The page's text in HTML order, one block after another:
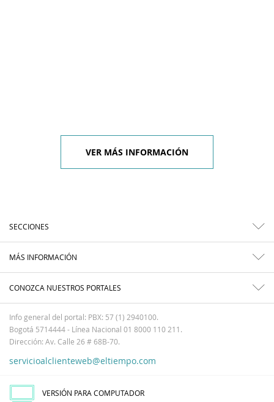
VER MÁS INFORMACIÓN
SECCIONES
MÁS INFORMACIÓN
CONOZCA NUESTROS PORTALES
Info general del portal: PBX: 57 (1) 2940100.
Bogotá 5714444 - Línea Nacional 01 8000 110 211.
Dirección: Av. Calle 26 # 68B-70.
servicioalclienteweb@eltiempo.com
VERSIÓN PARA COMPUTADOR